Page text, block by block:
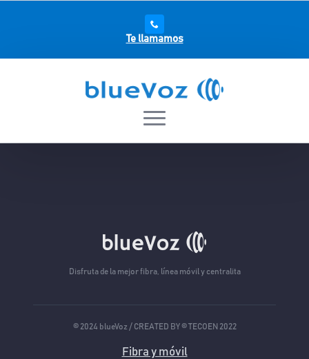
Te llamamos
Disfruta de la mejor fibra, línea móvil y centralita
© 2024 blueVoz / CREATED BY © TECOEN 2022
Fibra y móvil